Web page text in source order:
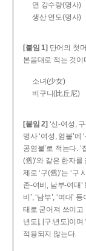
연 강수량(명사)
생산 연도(명사)
[붙임 1] 단어의 첫
본음대로 적는 것이
소녀(少女)
비구니(比丘尼)
[붙임 2] ‘신-여성,
명사 ‘여성, 염불’에
공염불’로 적는다.
(舊)’와 같은 한자
제로 ‘구(舊)’는 ‘구
존­-여비, 남부-­여대’
비’, ‘남부’, ‘여대’
태로 굳어져 쓰이고
년도], [구ː년도]이
적용되지 않는다.